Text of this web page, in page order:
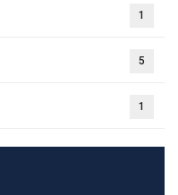
1
5
1